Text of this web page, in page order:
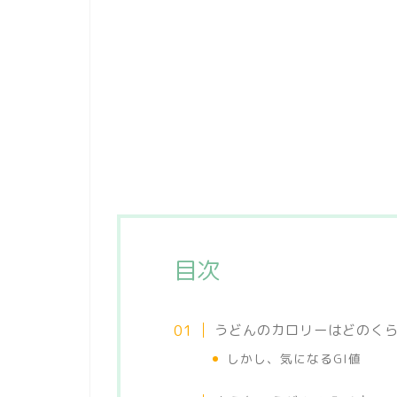
目次
うどんのカロリーはどのく
しかし、気になるGI値